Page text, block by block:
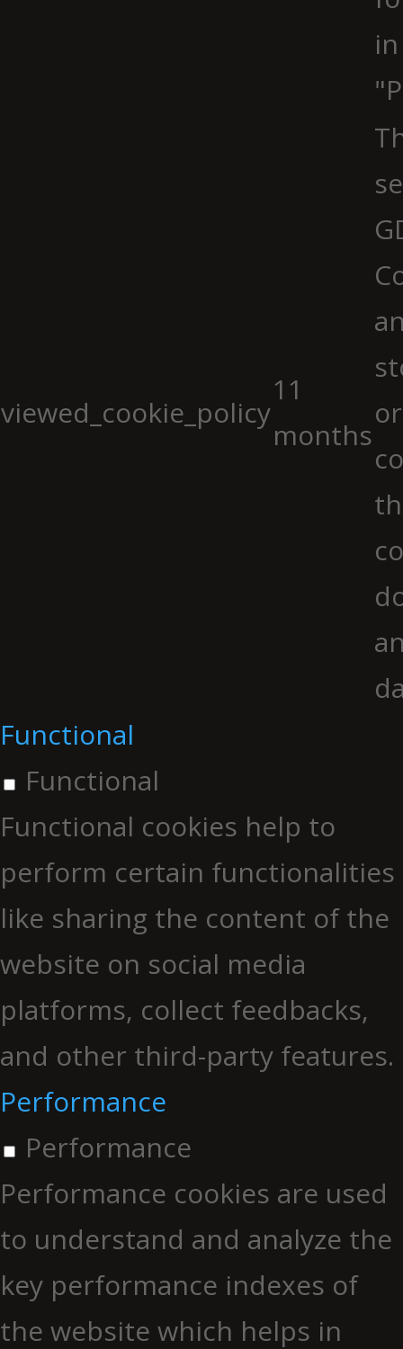
viewed_cookie_policy
11
months
Functional
Functional
Functional cookies help to
perform certain functionalities
like sharing the content of the
website on social media
platforms, collect feedbacks,
and other third-party features.
Performance
Performance
Performance cookies are used
to understand and analyze the
key performance indexes of
the website which helps in